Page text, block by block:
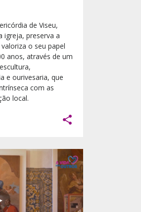
de Viseu,
igreja, preserva a
o seu papel
anos, através de um
e ourivesaria, que
com as
local.
